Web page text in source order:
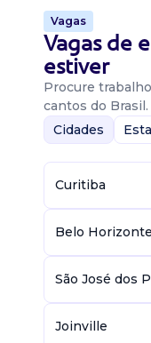
Vagas
Vagas de
estiver
Procure
cantos do Brasil.
Cidades
Curitiba
Belo Horizonte
São José dos
Joinville